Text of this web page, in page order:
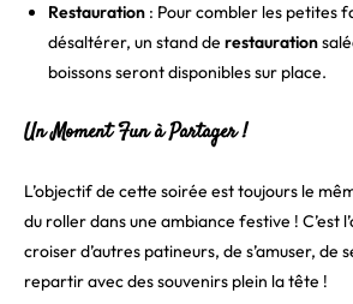
Restauration : Pour combler les petites
désaltérer, un stand de restauration
boissons seront disponibles sur place.
Un Moment Fun à Partager !
L’objectif de cette soirée est toujours le
du roller dans une ambiance festive ! C’est
croiser d’autres patineurs, de s’amuser, de
repartir avec des souvenirs plein la tête !